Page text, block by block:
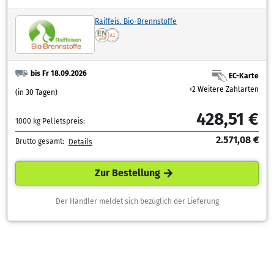
Raiffeis. Bio-Brennstoffe
bis Fr 18.09.2026
(in 30 Tagen)
EC-Karte
+2 Weitere Zahlarten
1000 kg Pelletspreis: 428,51 €
Brutto gesamt: Details 2.571,08 €
Zur Bestellung
Der Händler meldet sich bezüglich der Lieferung